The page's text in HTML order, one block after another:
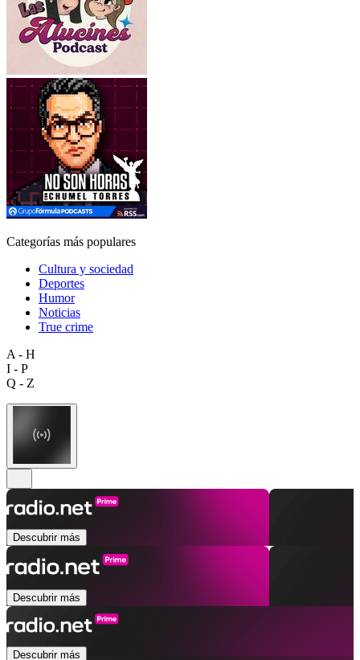
Categorías más populares
Cultura y sociedad
Deportes
Humor
Noticias
True crime
A - H
I - P
Q - Z
Descubrir más
Descubrir más
Descubrir más